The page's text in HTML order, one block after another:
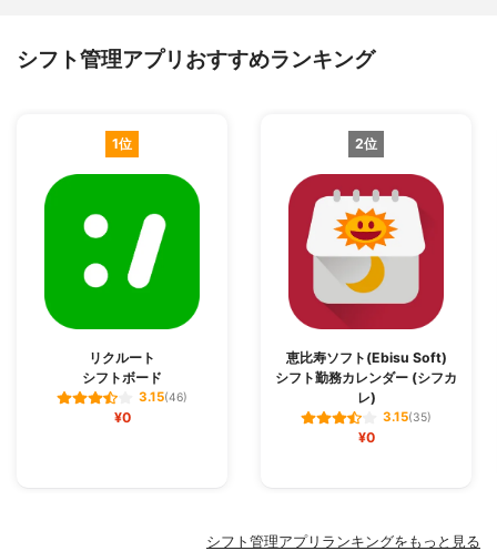
シフト管理アプリおすすめランキング
1位
リクルート
シフトボード
3.15(46)
¥0
2位
恵比寿ソフト(Ebisu Soft)
シフト勤務カレンダー (シフカ
レ)
3.15(35)
¥0
シフト管理アプリランキングをもっと見る